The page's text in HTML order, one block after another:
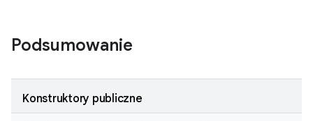
Podsumowanie
Konstruktory publiczne